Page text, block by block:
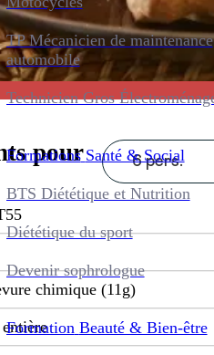
TP Mécanicien de maintenance
automobile
Technicien Gros
Formations Santé & Social
BTS Diététique et Nutrition
Diététique du sport
Devenir sophrologue
Formation Beauté & Bien-être
pour 6 pers.
chimique (11g)